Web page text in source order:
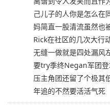
己儿子的人你是怎么在
妈简直一股清流虽然也
Rick在社区的几次大行
无缝一做就是四处漏
要try季终Negan军团
压主角团还留了个极其
年追的不然要活活气死